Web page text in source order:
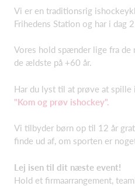
Vi er en traditionsrig
Frihedens Station og har i dag
Vores hold spænder lige fra de
de ældste på +60 år.
Har du lyst til at prøve at spille
"Kom og prøv ishockey".
Vi tilbyder børn op til 12 år
finde ud af, om sporten er
Lej isen til dit næste event!
Hold et firmaarrangement,